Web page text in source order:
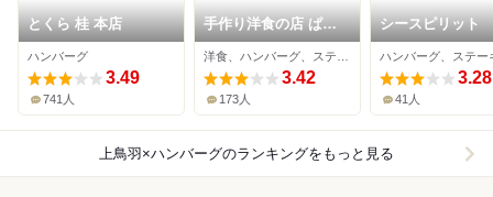
とくら 桂 本店
ハンバーグ
3.49
741人
手作り洋食の店 ぱ・
らんて
3.42
173人
シースピリット
3.28
41人
上鳥羽×ハンバーグのランキングをもっと見る